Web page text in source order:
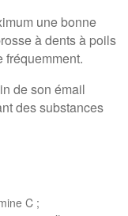
une bonne
à dents à poils
fréquemment.
de son émail
des substances
C ;